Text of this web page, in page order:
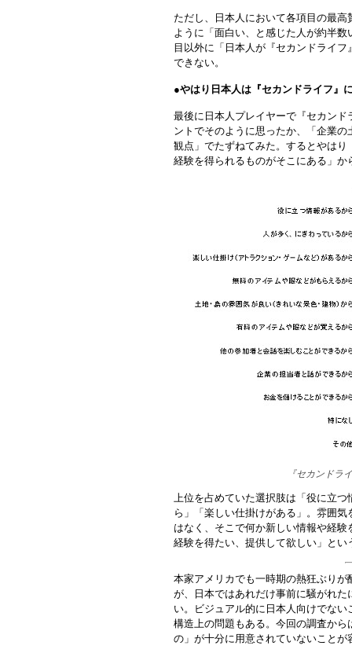
ただし、日本人において各項目の最
ように「面白い、と感じた人が約半
目以外に「日本人が『セカンドライ
できない。
●やはり日本人は『セカンドライフ』
最後に日本人プレイヤーで『セカン
ントでそのように思ったか、「企業
観点」でたずねてみた。するとやは
経験を得られるものがそこにある」
『セカンドラ
上位を占めていた選択肢は「役に立
ら」「楽しい仕掛けがある」。雰囲
はなく、そこで何か新しい情報や経
経験を得たい、提供して欲しい」と
本家アメリカでも一時期の熱狂ぶり
が、日本ではあれだけ事前に騒がれ
い。ビジュアル的に日本人向けでな
構造上の問題もある。今回の調査か
の」が十分に用意されていないことが